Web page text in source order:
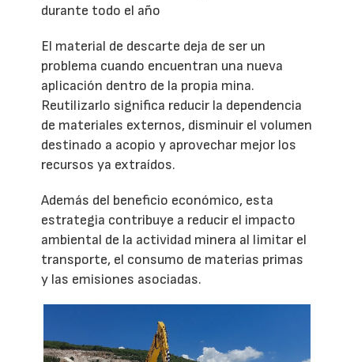
durante todo el año
El material de descarte deja de ser un
problema cuando encuentran una nueva
aplicación dentro de la propia mina.
Reutilizarlo significa reducir la dependencia
de materiales externos, disminuir el volumen
destinado a acopio y aprovechar mejor los
recursos ya extraídos.
Además del beneficio económico, esta
estrategia contribuye a reducir el impacto
ambiental de la actividad minera al limitar el
transporte, el consumo de materias primas
y las emisiones asociadas.